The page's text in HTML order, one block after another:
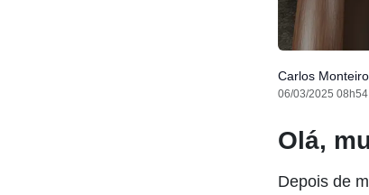
Carlos Monteiro
06/03/2025
Olá,
Depois de